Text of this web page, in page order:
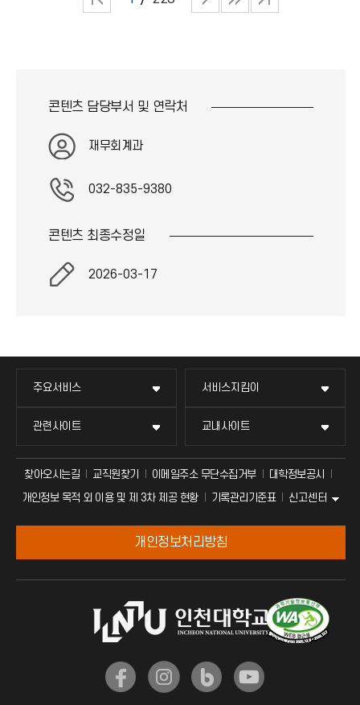
콘텐츠 담당부서 및 연락처
재무회계과
032-835-9380
콘텐츠 최종수정일
2026-03-17
주요서비스 서비스지킴이
관련사이트 교내사이트
찾아오시는길 교직원찾기 이메일주소 무단수집거부
대학정보공시
개인정보 목적 외 이용 및 제 3차 제공 현황
기록관리기준표 신고센터
개인정보처리방침